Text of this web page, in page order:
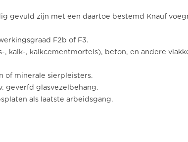
gevuld zijn met een daartoe bestemd Knauf
F2b of F3.
kalk-, kalkcementmortels), beton, en andere
of minerale sierpleisters.
geverfd glasvezelbehang.
als laatste arbeidsgang.